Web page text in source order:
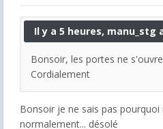
Il y a 5 heures, manu_stg
Bonsoir, les portes ne
Cordialement
Bonsoir je ne sais pas
normalement... désolé